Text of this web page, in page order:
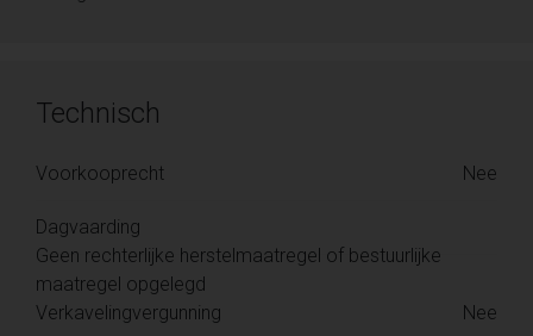
Technisch
Voorkooprecht Nee
Dagvaarding
Geen rechterlijke herstelmaatregel of bestuurlijke
maatregel opgelegd
Verkavelingvergunning
Nee